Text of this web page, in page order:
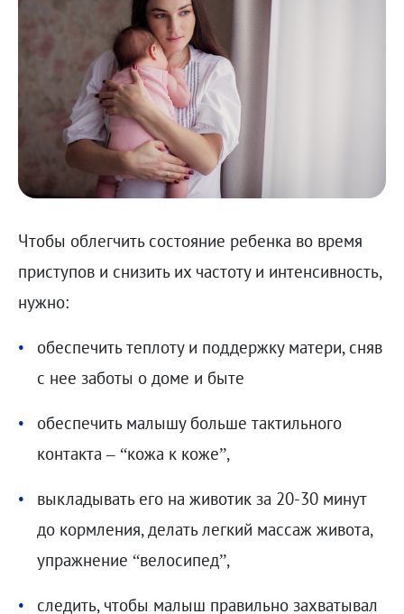
Чтобы облегчить состояние ребенка во время
приступов и снизить их частоту и интенсивность,
нужно:
обеспечить теплоту и поддержку матери, сняв
с нее заботы о доме и быте
обеспечить малышу больше тактильного
контакта – “кожа к коже”,
выкладывать его на животик за 20-30 минут
до кормления, делать легкий массаж живота,
упражнение “велосипед”,
следить, чтобы малыш правильно захватывал